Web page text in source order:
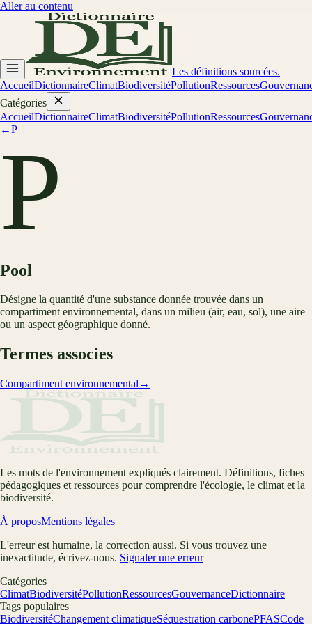
Aller au contenu
Les définitions sourcées.
AccueilDictionnaireClimatBiodiversitéPollutionRessources
Catégories
AccueilDictionnaireClimatBiodiversitéPollutionRessources
←P
P
Pool
Désigne la quantité d'une substance donnée trouvée dans un
compartiment environnemental, dans un milieu (air, eau, sol), une aire
ou un aspect géographique donné.
Termes associes
Compartiment environnemental →
Les mots de l'environnement expliqués clairement. Définitions, fiches
pédagogiques et ressources pour comprendre l'écologie, le climat et la
biodiversité.
À proposMentions légales
L'erreur est humaine, la correction aussi. Si vous trouvez une
inexactitude, écrivez-nous. Signaler une erreur
Catégories
ClimatBiodiversitéPollutionRessourcesGouvernanceDictionnaire
Tags populaires
BiodiversitéChangement climatiqueSéquestration carbonePFASCode